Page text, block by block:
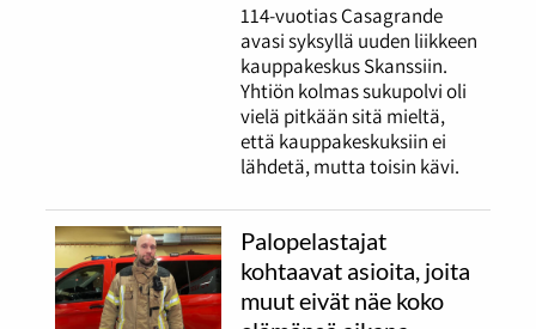
114-vuotias Casagrande
avasi syksyllä uuden liikkeen
kauppakeskus Skanssiin.
Yhtiön kolmas sukupolvi oli
vielä pitkään sitä mieltä,
että kauppakeskuksiin ei
lähdetä, mutta toisin kävi.
Palopelastajat
kohtaavat asioita, joita
muut eivät näe koko